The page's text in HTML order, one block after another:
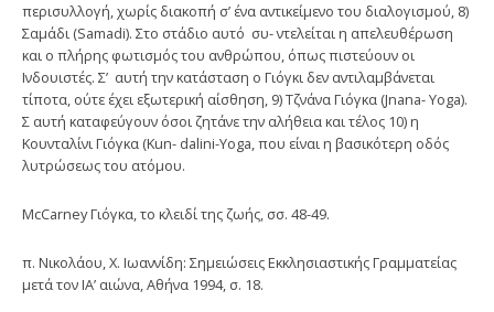
περισυλλογή, χωρίς διακοπή σ’ ένα αντικείμενο του διαλογισμού, 8)
Σαμάδι (Samadi). Στο στάδιο αυτό συ- ντελείται η απελευθέρωση
και ο πλήρης φωτισμός του ανθρώπου, όπως πι­στεύουν οι
Ινδουιστές. Σ’ αυτή την κατάσταση ο Γιόγκι δεν αντιλαμβάνεται
τίποτα, ούτε έχει εξωτερική αίσθηση, 9) Τζνάνα Γιόγκα (Jnana- Yoga).
Σ αυτή καταφεύγουν όσοι ζητάνε την αλήθεια και τέλος 10) η
Κουνταλίνι Γιόγκα (Kun- dalini-Yoga, που είναι η βασικότερη οδός
λυτρώσεως του ατόμου.
McCarney Γιόγκα, το κλειδί της ζωής, σσ. 48-49.
π. Νικολάου, X. Ιωαννίδη: Σημειώσεις Εκκλησιαστικής Γραμματείας
μετά τον ΙΑ’ αιώνα, Αθήνα 1994, σ. 18.